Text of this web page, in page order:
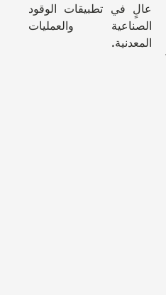
عالٍ في تطبيقات الوقود
الصناعية والعمليات
المعدنية.